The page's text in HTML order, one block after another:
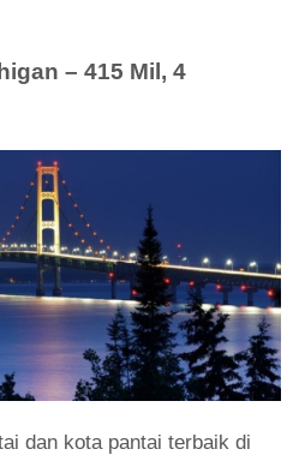
– 415 Mil, 4
dan kota pantai terbaik di